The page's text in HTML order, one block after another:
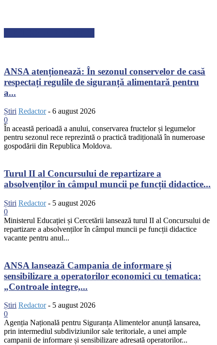
ANSA atenționează: În sezonul conservelor de casă
respectați regulile de siguranță alimentară pentru
a...
Știri Redactor - 6 august 2026
0
În această perioadă a anului, conservarea fructelor și legumelor
pentru sezonul rece reprezintă o practică tradițională în numeroase
gospodării din Republica Moldova.
Turul II al Concursului de repartizare a
absolvenților în câmpul muncii pe funcții didactice...
Știri Redactor - 5 august 2026
0
Ministerul Educației și Cercetării lansează turul II al Concursului de
repartizare a absolvenților în câmpul muncii pe funcții didactice
vacante pentru anul...
ANSA lansează Campania de informare și
sensibilizare a operatorilor economici cu tematica:
„Controale integre,...
Știri Redactor - 5 august 2026
0
Agenția Națională pentru Siguranța Alimentelor anunță lansarea,
prin intermediul subdiviziunilor sale teritoriale, a unei ample
campanii de informare și sensibilizare adresată operatorilor...